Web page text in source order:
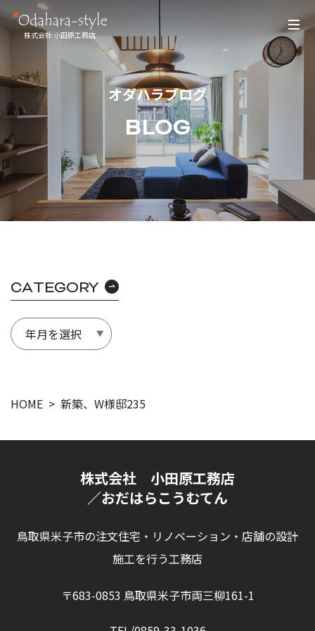
株式会社 小田原工務店
オダハラブログ
BLOG
CATEGORY
HOME 新築、W様邸235
株式会社 小田原工務店
／おだはらこうむてん
鳥取県米子市の注文住宅・リノベーション・店舗の設計
施工を行う工務店
〒683-0853 鳥取県米子市両三柳161-1